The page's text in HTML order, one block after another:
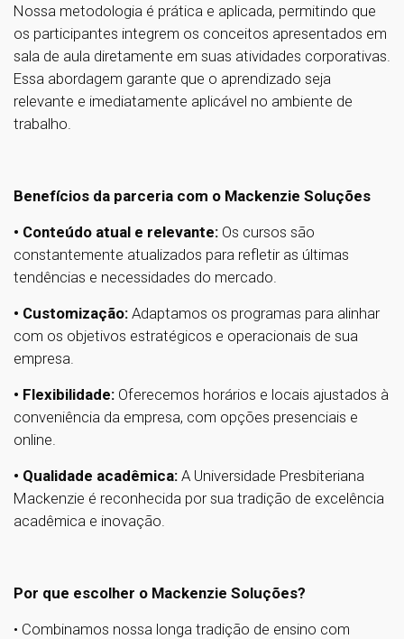
Nossa metodologia é prática e aplicada, permitindo que
os participantes integrem os conceitos apresentados em
sala de aula diretamente em suas atividades corporativas.
Essa abordagem garante que o aprendizado seja
relevante e imediatamente aplicável no ambiente de
trabalho.
Benefícios da parceria com o Mackenzie Soluções
• Conteúdo atual e relevante: Os cursos são
constantemente atualizados para refletir as últimas
tendências e necessidades do mercado.
• Customização: Adaptamos os programas para alinhar
com os objetivos estratégicos e operacionais de sua
empresa.
• Flexibilidade: Oferecemos horários e locais ajustados à
conveniência da empresa, com opções presenciais e
online.
• Qualidade acadêmica: A Universidade Presbiteriana
Mackenzie é reconhecida por sua tradição de excelência
acadêmica e inovação.
Por que escolher o Mackenzie Soluções?
• Combinamos nossa longa tradição de ensino com